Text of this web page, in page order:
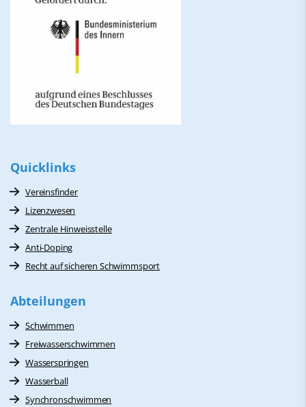
Quicklinks
Vereinsfinder
Lizenzwesen
Zentrale Hinweisstelle
Anti-Doping
Recht auf sicheren Schwimmsport
Abteilungen
Schwimmen
Freiwasserschwimmen
Wasserspringen
Wasserball
Synchronschwimmen